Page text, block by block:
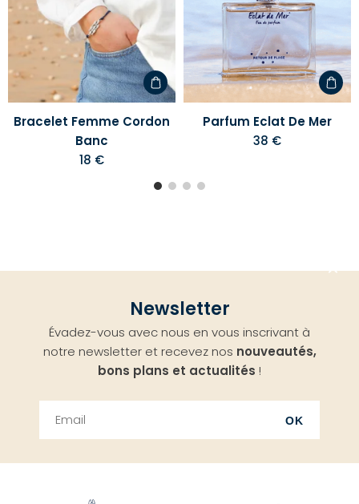
votre
liste
d'envies
Bracelet Femme Cordon
Banc
18 €
Parfum Eclat De Mer
38 €
Newsletter
Évadez-vous avec nous en vous inscrivant à
notre newsletter et recevez nos nouveautés,
bons plans et actualités !
OK